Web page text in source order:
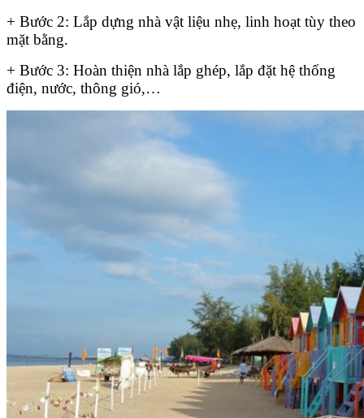
+ Bước 2: Lắp dựng nhà vật liệu nhẹ, linh hoạt tùy theo
mặt bằng.
+ Bước 3: Hoàn thiện nhà lắp ghép, lắp đặt hệ thống
điện, nước, thông gió,…